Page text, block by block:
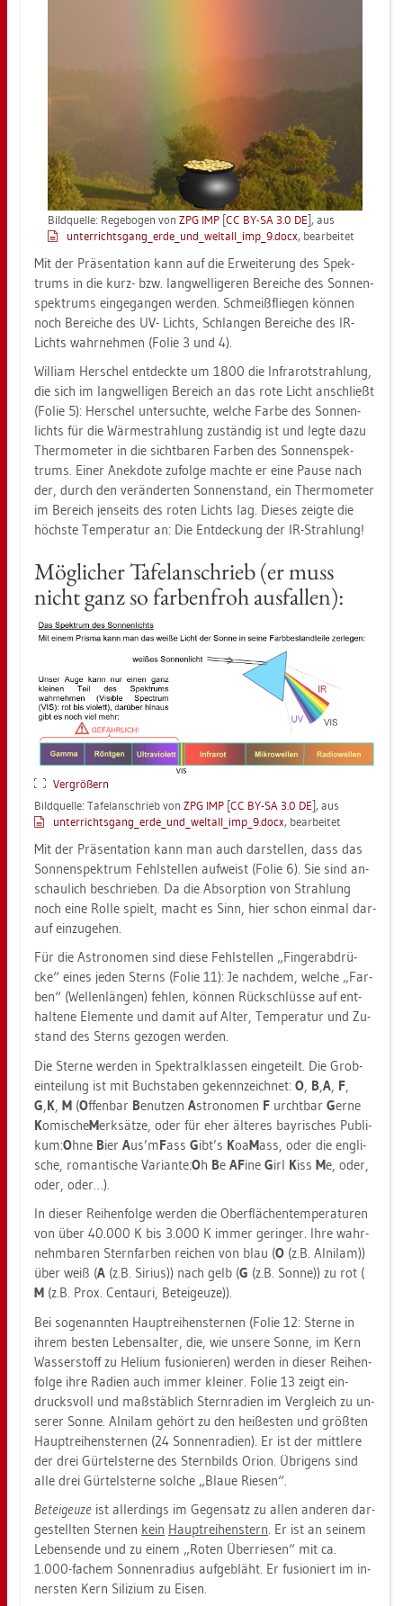
Bild­quel­le: Re­ge­bo­gen von ZPG IMP [CC BY-SA 3.0 DE], aus
un­ter­richts­gan­g_er­de_un­d_welt­al­l_im­p_9.docx, be­ar­bei­tet
Mit der Prä­sen­ta­ti­on kann auf die Er­wei­te­rung des Spek­
trums in die kurz- bzw. lang­wel­li­ge­ren Be­rei­che des Son­nen­
spek­trums ein­ge­gan­gen wer­den. Schmeiß­flie­gen kön­nen
noch Be­rei­che des UV- Lichts, Schlan­gen Be­rei­che des IR-
Lichts wahr­neh­men (Folie 3 und 4).
Wil­li­am Her­schel ent­deck­te um 1800 die In­fra­rot­strah­lung,
die sich im lang­wel­li­gen Be­reich an das rote Licht an­schließt
(Folie 5): Her­schel un­ter­such­te, wel­che Farbe des Son­nen­
lichts für die Wär­me­strah­lung zu­stän­dig ist und legte dazu
Ther­mo­me­ter in die sicht­ba­ren Far­ben des Son­nen­spek­
trums. Einer An­ek­do­te zu­fol­ge mach­te er eine Pause nach
der, durch den ver­än­der­ten Son­nen­stand, ein Ther­mo­me­ter
im Be­reich jen­seits des roten Lichts lag. Die­ses zeig­te die
höchs­te Tem­pe­ra­tur an: Die Ent­de­ckung der IR-Strah­lung!
Mög­li­cher Ta­fel­an­schrieb (er muss
nicht ganz so far­ben­froh aus­fal­len):
Ver­grö­ßern
Bild­quel­le: Ta­fel­an­schrieb von ZPG IMP [CC BY-SA 3.0 DE], aus
un­ter­richts­gan­g_er­de_un­d_welt­al­l_im­p_9.docx, be­ar­bei­tet
Mit der Prä­sen­ta­ti­on kann man auch dar­stel­len, dass das
Son­nen­spek­trum Fehl­stel­len auf­weist (Folie 6). Sie sind an­
schau­lich be­schrie­ben. Da die Ab­sorp­ti­on von Strah­lung
noch eine Rolle spielt, macht es Sinn, hier schon ein­mal dar­
auf ein­zu­ge­hen.
Für die As­tro­no­men sind diese Fehl­stel­len „Fin­ger­ab­drü­
cke“ eines jeden Sterns (Folie 11): Je nach­dem, wel­che „Far­
ben“ (Wel­len­län­gen) feh­len, kön­nen Rück­schlüs­se auf ent­
hal­te­ne Ele­men­te und damit auf Alter, Tem­pe­ra­tur und Zu­
stand des Sterns ge­zo­gen wer­den.
Die Ster­ne wer­den in Spek­tral­klas­sen ein­ge­teilt. Die Grob­
ein­tei­lung ist mit Buch­sta­ben ge­kenn­zeich­net: O B A F
G K M (Offen­bar Benut­zen Astro­no­men F urcht­bar Gerne
Komi­scheMerk­sät­ze, oder für eher äl­te­res bay­ri­sches Pu­bli­
kum:Ohne Bier Aus’mFass Gibt’s KoaMass, oder die eng­li­
sche, ro­man­ti­sche Va­ri­an­te:Oh Be AFine Girl Kiss Me, oder,
oder, oder…).
In die­ser Rei­hen­fol­ge wer­den die Ober­flä­chen­tem­pe­ra­tu­ren
von über 40.000 K bis 3.000 K immer ge­rin­ger. Ihre wahr­
nehm­ba­ren Stern­far­ben rei­chen von blau (O (z.B. Al­nil­am))
über weiß (A (z.B. Si­ri­us)) nach gelb (G (z.B. Sonne)) zu rot (
M (z.B. Prox. Cen­tau­ri, Be­tei­geu­ze)).
Bei so­ge­nann­ten Haupt­rei­hen­ster­nen (Folie 12: Ster­ne in
ihrem bes­ten Le­bens­al­ter, die, wie un­se­re Sonne, im Kern
Was­ser­stoff zu He­li­um fu­sio­nie­ren) wer­den in die­ser Rei­hen­
fol­ge ihre Ra­di­en auch immer klei­ner. Folie 13 zeigt ein­
drucks­voll und maß­stäb­lich Stern­ra­di­en im Ver­gleich zu un­
se­rer Sonne. Al­nil­am ge­hört zu den hei­ßes­ten und größ­ten
Haupt­rei­hen­ster­nen (24 Son­nen­ra­di­en). Er ist der mitt­le­re
der drei Gür­telster­ne des Stern­bilds Orion. Üb­ri­gens sind
alle drei Gür­telster­ne sol­che „Blaue Rie­sen“.
Be­tei­geu­ze ist al­ler­dings im Ge­gen­satz zu allen an­de­ren dar­
ge­stell­ten Ster­nen kein Haupt­rei­hens­tern. Er ist an sei­nem
Le­bens­en­de und zu einem „Roten Über­rie­sen“ mit ca.
1.000-fa­chem Son­nen­ra­di­us auf­ge­bläht. Er fu­sio­niert im in­
ners­ten Kern Si­li­zi­um zu Eisen.